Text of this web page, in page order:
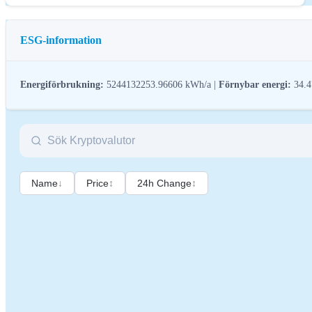
ESG-information
Energiförbrukning: 5244132253.96606 kWh/a | Förnybar energi:
ESG-reglering (miljö, socialt ansvar och bolagsstyrning) för
kryptobranschen till bredare hållbarhets- och samhällsmål. Dessa
Namn
Name↓ Price↕ 24h Change↕